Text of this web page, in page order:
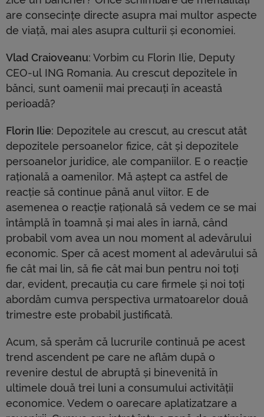
are consecințe directe asupra mai multor aspecte
de viață, mai ales asupra culturii și economiei.
Vlad Craioveanu: Vorbim cu Florin Ilie, Deputy
CEO-ul ING Romania. Au crescut depozitele în
bănci, sunt oamenii mai precauți în această
perioadă?
Florin Ilie: Depozitele au crescut, au crescut atât
depozitele persoanelor fizice, cât și depozitele
persoanelor juridice, ale companiilor. E o reacție
rațională a oamenilor. Mă aștept ca astfel de
reacție să continue până anul viitor. E de
asemenea o reacție rațională să vedem ce se mai
întâmplă în toamnă și mai ales în iarnă, când
probabil vom avea un nou moment al adevărului
economic. Sper că acest moment al adevărului să
fie cât mai lin, să fie cât mai bun pentru noi toți
dar, evident, precauția cu care firmele și noi toți
abordăm cumva perspectiva urmatoarelor două
trimestre este probabil justificată.
Acum, să sperăm că lucrurile continuă pe acest
trend ascendent pe care ne aflăm după o
revenire destul de abruptă și binevenită în
ultimele două trei luni a consumului activității
economice. Vedem o oarecare aplatizatzare a